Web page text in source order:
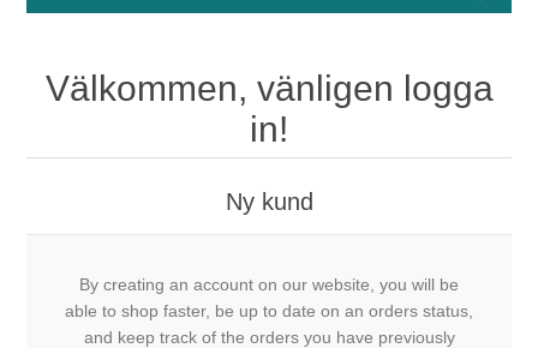
Välkommen, vänligen logga
in!
Ny kund
By creating an account on our website, you will be
able to shop faster, be up to date on an orders status,
and keep track of the orders you have previously